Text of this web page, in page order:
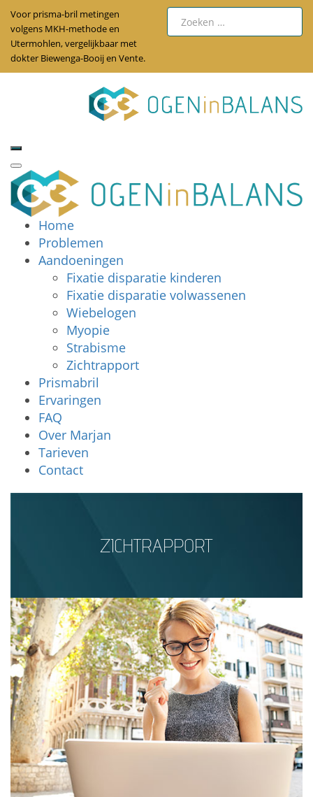
Voor prisma-bril metingen
volgens MKH-methode en
Utermohlen, vergelijkbaar met
dokter Biewenga-Booij en Vente.
Home
Problemen
Aandoeningen
Fixatie disparatie kinderen
Fixatie disparatie volwassenen
Wiebelogen
Myopie
Strabisme
Zichtrapport
Prismabril
Ervaringen
FAQ
Over Marjan
Tarieven
Contact
ZICHTRAPPORT